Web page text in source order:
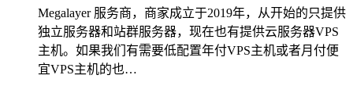
Megalayer 服务商，商家成立于2019年，从开始的只提供
独立服务器和站群服务器，现在也有提供云服务器VPS
主机。如果我们有需要低配置年付VPS主机或者月付便
宜VPS主机的也…